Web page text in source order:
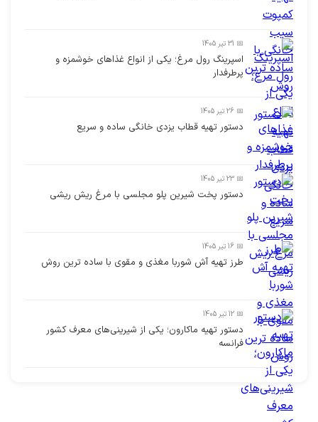
📅 31 تیر 1405
اسپرینگ رول مرغ؛ یکی از انواع غذاهای خوشمزه و
پرطرفدار
📅 26 تیر 1405
دستور تهیه قطاب یزدی خانگی ساده و سریع
📅 23 تیر 1405
دستور پخت شیرین پلو مجلسی با مرغ ریش ریشی
📅 16 تیر 1405
طرز تهیه آش شوربا مغذی و مقوی با ساده ترین روش
📅 12 تیر 1405
دستور تهیه ماکارون؛ یکی از شیرینی‌های معرف کشور
فرانسه